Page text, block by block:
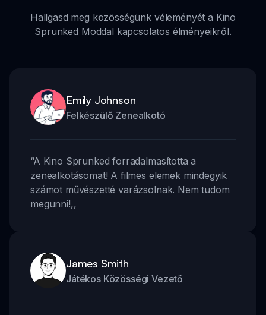
Hallgasd meg közösségünk véleményét a Kino
Sprunked Moddal kapcsolatos élményeikről.
Emily Johnson
Felkészülő Zenealkotó
“A Kino Sprunked forradalmasította a
zenealkotásomat! A filmes elemek mindegyik
számot művészetté varázsolnak. Nem tudom
megunni!,,
James Smith
Játékos Közösségi Vezető